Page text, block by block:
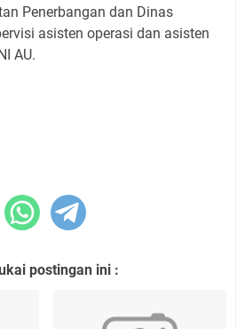
Penerbangan dan Dinas
asisten operasi dan asisten
AU.
postingan ini :